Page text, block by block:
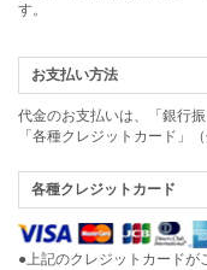
す。
お支払い方法
代金のお支払いは、「銀行
「各種クレジットカード」
各種クレジットカード
●上記のクレジットカードが